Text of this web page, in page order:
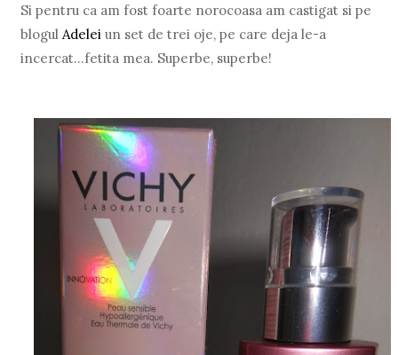
Si pentru ca am fost foarte norocoasa am castigat si pe
blogul Adelei un set de trei oje, pe care deja le-a
incercat...fetita mea. Superbe, superbe!